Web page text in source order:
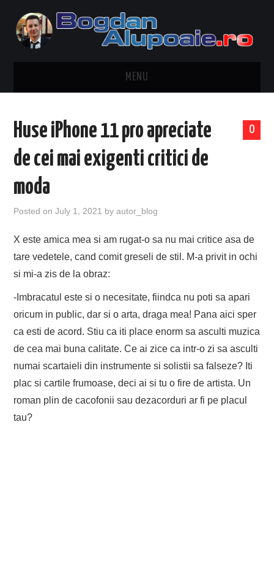
MENU
CONTACT
DESPRE BOGDAN ALUPOAIE
DRESS TO IMPRESS
EVENIMENTE
TECH
0
Huse iPhone 11 pro apreciate
de cei mai exigenti critici de
moda
Posted onJuly 1, 2021 byautor_blog
X este amica mea si am rugat-o sa nu mai critice asa de
tare vedetele, cand comit greseli de stil. M-a privit in ochi
si mi-a zis de la obraz:
-Imbracatul este si o necesitate, fiindca nu poti sa apari
oricum in public, dar si o arta, draga mea! Pana aici sper
ca esti de acord. Stiu ca iti place enorm sa asculti muzica
de cea mai buna calitate. Ce ai zice ca intr-o zi sa asculti
numai scartaieli din instrumente si solistii sa falseze? Iti
plac si cartile frumoase, deci ai si tu o fire de artista. Un
roman plin de cacofonii sau dezacorduri ar fi pe placul
tau?